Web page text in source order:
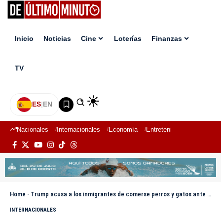
Inicio Noticias Cine Loterías Finanzas
TV
ES|EN
Nacionales Internacionales Economía Entretenimiento
Home - Trump acusa a los inmigrantes de comerse perros y gatos ante la mirada atónita de Harris
INTERNACIONALES